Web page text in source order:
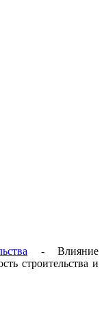
-Влияние
строительства и